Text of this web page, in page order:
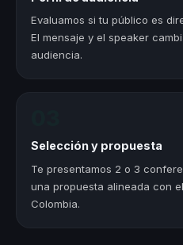
Evaluamos si tu público es
El mensaje y el speaker
audiencia.
Selección y propuesta
Te presentamos 2 o 3
una propuesta alineada con
Colombia.